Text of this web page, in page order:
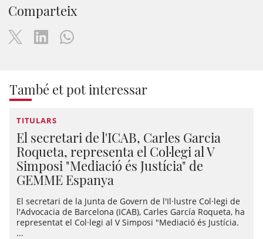
Comparteix
També et pot interessar
TITULARS
El secretari de l'ICAB, Carles Garcia
Roqueta, representa el Col·legi al V
Simposi "Mediació és Justícia" de
GEMME Espanya
El secretari de la Junta de Govern de l'Il·lustre Col·legi de
l'Advocacia de Barcelona (ICAB), Carles García Roqueta, ha
representat el Col·legi al V Simposi "Mediació és Justícia.
...